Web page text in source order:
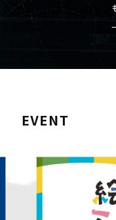
EVENT